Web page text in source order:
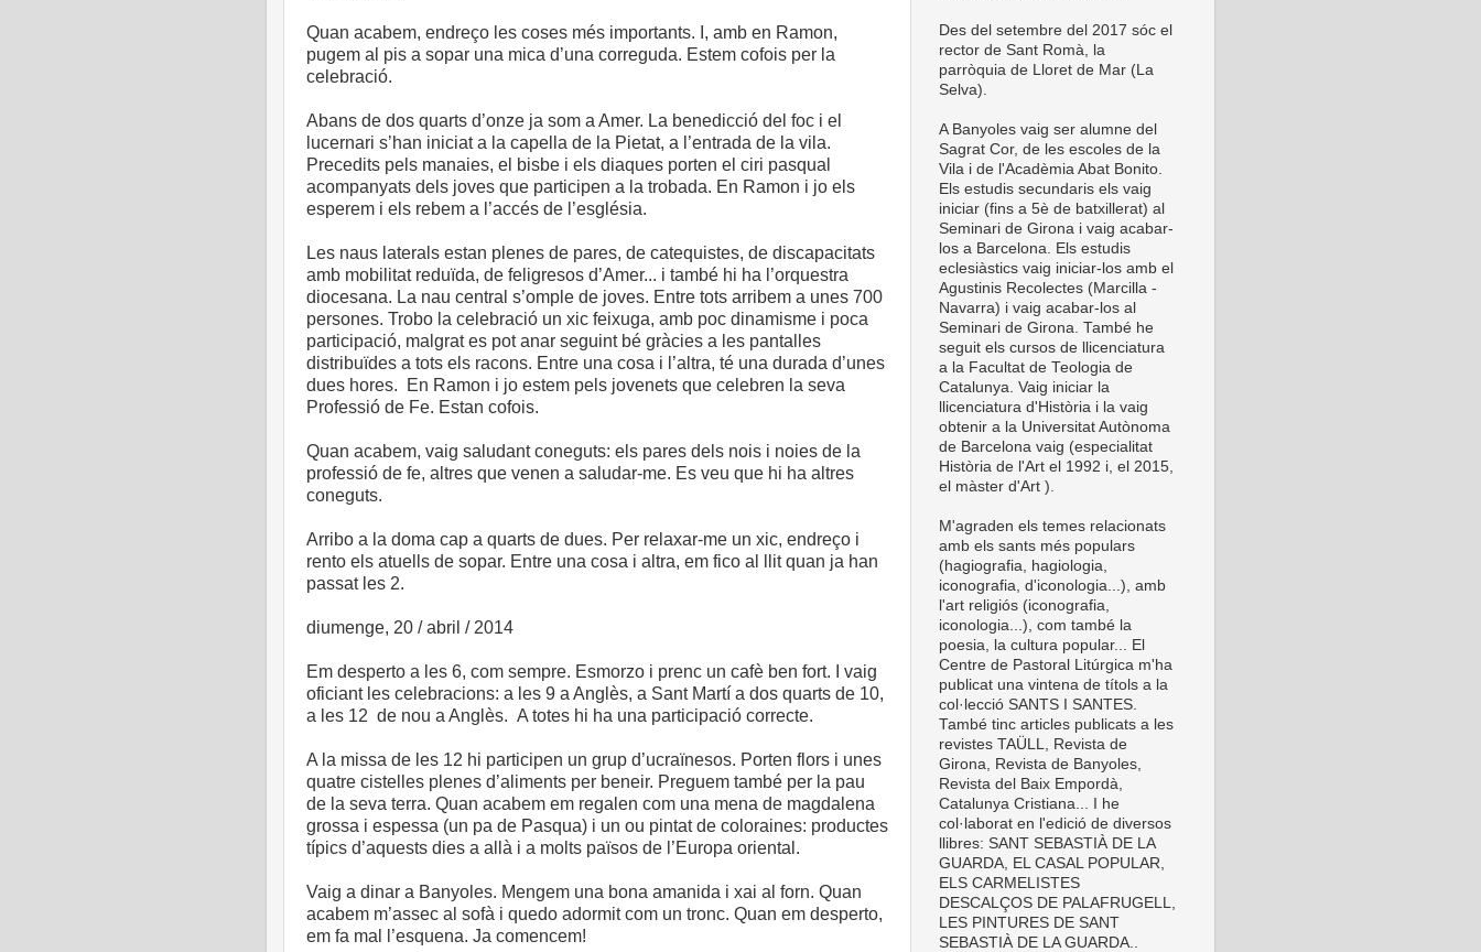
Quan acabem, endreço les coses més importants. I, amb en Ramon,
pugem al pis a sopar una mica d’una correguda. Estem cofois per la
celebració.
Abans de dos quarts d’onze ja som a Amer. La benedicció del foc i el
lucernari s’han iniciat a la capella de la Pietat, a l’entrada de la vila.
Precedits pels manaies, el bisbe i els diaques porten el ciri pasqual
acompanyats dels joves que participen a la trobada. En Ramon i jo els
esperem i els rebem a l’accés de l’església.
Les naus laterals estan plenes de pares, de catequistes, de discapacitats
amb mobilitat reduïda, de feligresos d’Amer... i també hi ha l’orquestra
diocesana. La nau central s’omple de joves. Entre tots arribem a unes 700
persones. Trobo la celebració un xic feixuga, amb poc dinamisme i poca
participació, malgrat es pot anar seguint bé gràcies a les pantalles
distribuïdes a tots els racons. Entre una cosa i l’altra, té una durada d’unes
dues hores. En Ramon i jo estem pels jovenets que celebren la seva
Professió de Fe. Estan cofois.
Quan acabem, vaig saludant coneguts: els pares dels nois i noies de la
professió de fe, altres que venen a saludar-me. Es veu que hi ha altres
coneguts.
Arribo a la doma cap a quarts de dues. Per relaxar-me un xic, endreço i
rento els atuells de sopar. Entre una cosa i altra, em fico al llit quan ja han
passat les 2.
diumenge, 20 / abril / 2014
Em desperto a les 6, com sempre. Esmorzo i prenc un cafè ben fort. I vaig
oficiant les celebracions: a les 9 a Anglès, a Sant Martí a dos quarts de 10,
a les 12 de nou a Anglès. A totes hi ha una participació correcte.
A la missa de les 12 hi participen un grup d’ucraïnesos. Porten flors i unes
quatre cistelles plenes d’aliments per beneir. Preguem també per la pau
de la seva terra. Quan acabem em regalen com una mena de magdalena
grossa i espessa (un pa de Pasqua) i un ou pintat de coloraines: productes
típics d’aquests dies a allà i a molts països de l’Europa oriental.
Vaig a dinar a Banyoles. Mengem una bona amanida i xai al forn. Quan
acabem m’assec al sofà i quedo adormit com un tronc. Quan em desperto,
em fa mal l’esquena. Ja comencem!
Des del setembre del 2017 sóc el
rector de Sant Romà, la
parròquia de Lloret de Mar (La
Selva).
A Banyoles vaig ser alumne del
Sagrat Cor, de les escoles de la
Vila i de l'Acadèmia Abat Bonito.
Els estudis secundaris els vaig
iniciar (fins a 5è de batxillerat) al
Seminari de Girona i vaig acabar-
los a Barcelona. Els estudis
eclesiàstics vaig iniciar-los amb el
Agustinis Recolectes (Marcilla -
Navarra) i vaig acabar-los al
Seminari de Girona. També he
seguit els cursos de llicenciatura
a la Facultat de Teologia de
Catalunya. Vaig iniciar la
llicenciatura d'Història i la vaig
obtenir a la Universitat Autònoma
de Barcelona vaig (especialitat
Història de l'Art el 1992 i, el 2015,
el màster d'Art ).
M'agraden els temes relacionats
amb els sants més populars
(hagiografia, hagiologia,
iconografia, d'iconologia...), amb
l'art religiós (iconografia,
iconologia...), com també la
poesia, la cultura popular... El
Centre de Pastoral Litúrgica m'ha
publicat una vintena de títols a la
col·lecció SANTS I SANTES.
També tinc articles publicats a les
revistes TAÜLL, Revista de
Girona, Revista de Banyoles,
Revista del Baix Empordà,
Catalunya Cristiana... I he
col·laborat en l'edició de diversos
llibres: SANT SEBASTIÀ DE LA
GUARDA, EL CASAL POPULAR,
ELS CARMELISTES
DESCALÇOS DE PALAFRUGELL,
LES PINTURES DE SANT
SEBASTIÀ DE LA GUARDA..